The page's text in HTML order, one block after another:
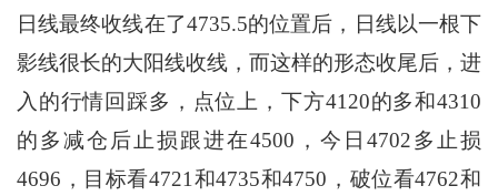
日线最终收线在了4735.5的位置后，日线以一根下
影线很长的大阳线收线，而这样的形态收尾后，进
入的行情回踩多，点位上，下方4120的多和4310
的多减仓后止损跟进在4500，今日4702多止损
4696，目标看4721和4735和4750，破位看4762和